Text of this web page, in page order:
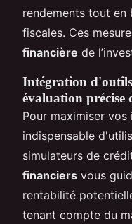
rendements tout
fiscales. Ces
financière de
Intégration
évaluation précise
Pour maximiser vos
indispensable
simulateurs de
financiers vous
rentabilité
tenant compte du